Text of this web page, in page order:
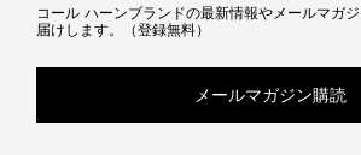
コール ハーンブランドの最新情報やメールマガ
届けします。（登録無料）
メールマガジン購読